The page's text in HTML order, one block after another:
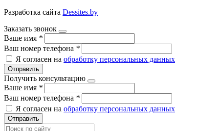
Разработка сайта Dessites.by
Заказать звонок
Ваше имя *
Ваш номер телефона *
Я согласен на обработку персональных данных
Отправить
Получить консультацию
Ваше имя *
Ваш номер телефона *
Я согласен на обработку персональных данных
Отправить